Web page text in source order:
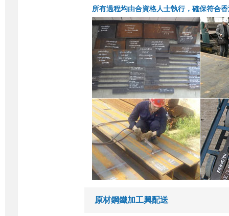
所有過程均由合資格人士執行，確保符合
原材鋼鐵加工興配送